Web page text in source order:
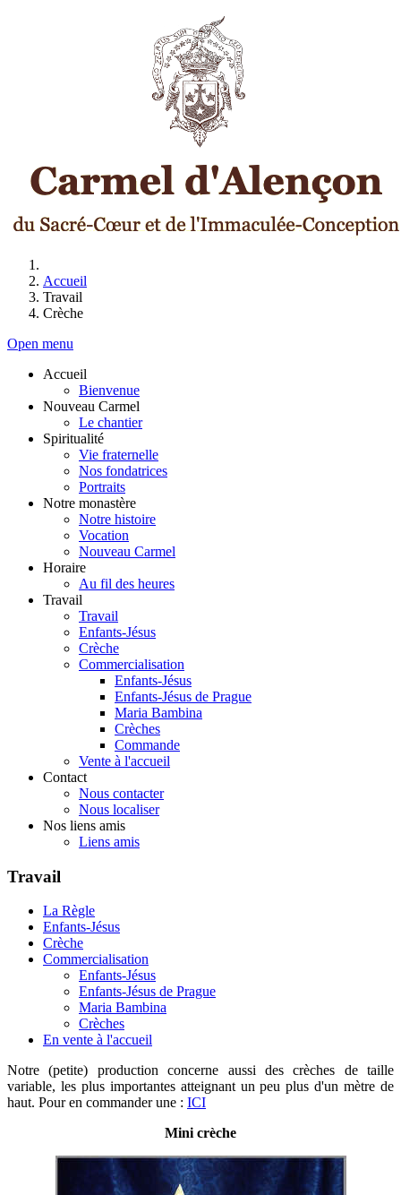
Accueil
Travail
Crèche
Open menu
Accueil
Bienvenue
Nouveau Carmel
Le chantier
Spiritualité
Vie fraternelle
Nos fondatrices
Portraits
Notre monastère
Notre histoire
Vocation
Nouveau Carmel
Horaire
Au fil des heures
Travail
Travail
Enfants-Jésus
Crèche
Commercialisation
Enfants-Jésus
Enfants-Jésus de Prague
Maria Bambina
Crèches
Commande
Vente à l'accueil
Contact
Nous contacter
Nous localiser
Nos liens amis
Liens amis
Travail
La Règle
Enfants-Jésus
Crèche
Commercialisation
Enfants-Jésus
Enfants-Jésus de Prague
Maria Bambina
Crèches
En vente à l'accueil
Notre (petite) production concerne aussi des crèches de taille
variable, les plus importantes atteignant un peu plus d'un mètre de
haut. Pour en commander une : ICI
Mini crèche